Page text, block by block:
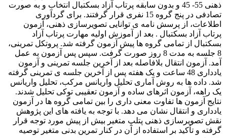
ذهنی 55- 45 و بدون سابقه پرتاب آزاد بسکتبال انتخاب و به صورت
تصادفی در پنج گروه 15 نفری قرار گرفتند. برای گردآوری
اطلاعات، از پرسش نامه ی توانایی تصویرسازی ذهنی، آزمون
پرتاب آزاد بسکتبال . بعد از آموزش اولیه مهارت پرتاب آزاد
بسکتبال از تمامی گروه ها پیش آزمون گرفته شد. پروتکل تمرینی،
8 جلسه به مدت 8 روز صورت گرفت. سپس پس آزمون به عمل
آمد. آزمون انتقال بلافاصله بعد از آخرین جلسه تمرینی و آزمون
یادداری 48 ساعت و یک هفته پس از آخرین جلسه ی تمرینی گرفته
شد. داده ها به روش آماری تحلیل واریانس مرکب، تحلیل واریانس
یک راهه، آزمون اثرهای ساده و آزمون تعقیبی توکی تحلیل شدند.
نتایج آزمون ها تفاوت معنی داری را بین تمامی گروه ها در آزمون
یادداری و انتقال نشان می دهد. با توجه به یافته های این پژوهش
نقش تصویرسازی ذهنی پتلپ متغیر بیش از پیش مورد توجه قرار
گرفته و تأکید بر استفاده از آن در کنار تمرین بدنی متغیر توصیه